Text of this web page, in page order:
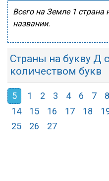
Всего на Земле 1 страна
названии.
Страны на букву Д
количеством букв
5 1 2 3 4 6 7 8
14
15 16 17 18
25
26 27